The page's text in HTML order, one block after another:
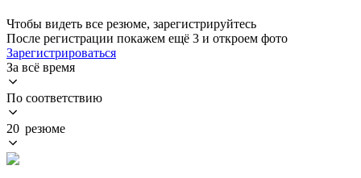
Чтобы видеть все резюме, зарегистрируйтесь
После регистрации покажем ещё 3 и откроем фото
Зарегистрироваться
За всё время
По соответствию
20 резюме